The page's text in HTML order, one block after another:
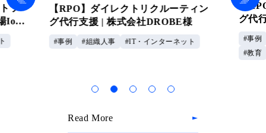
ソ
IoT
【RPO】ダイレクトリクルーティン
グ代行支援 | 株式会社DROBE様
事例 組織人事 IT・インターネット
【
グ代
事例
教育
Read More